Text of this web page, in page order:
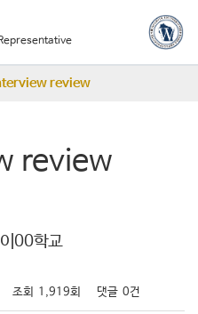
review
review
00학교
조회 1,919회 댓글 0건